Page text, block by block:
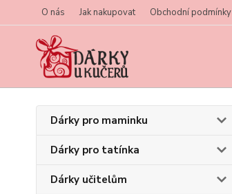
O nás Jak nakupovat Obchodní podmínky
Dárky pro maminku
Dárky pro tatínka
Dárky učitelům